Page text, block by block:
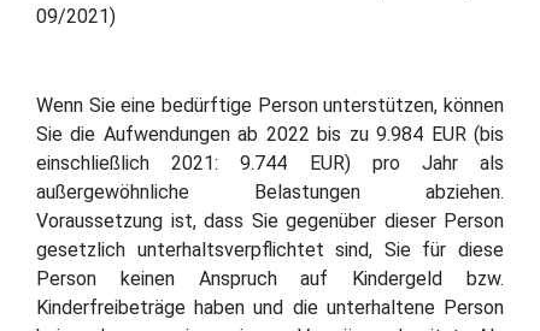
09/2021)
Wenn Sie eine bedürftige Person unterstützen, können
Sie die Aufwendungen ab 2022 bis zu 9.984 EUR (bis
einschließlich 2021: 9.744 EUR) pro Jahr als
außergewöhnliche Belastungen abziehen.
Voraussetzung ist, dass Sie gegenüber dieser Person
gesetzlich unterhaltsverpflichtet sind, Sie für diese
Person keinen Anspruch auf Kindergeld bzw.
Kinderfreibeträge haben und die unterhaltene Person